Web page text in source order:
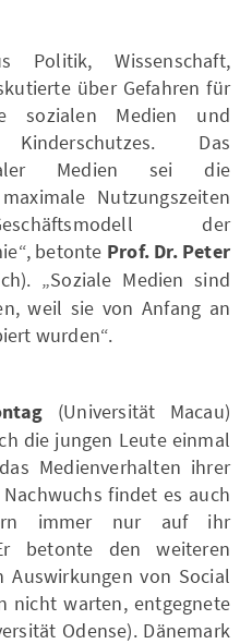
Politik, Wissenschaft,
über Gefahren für
sozialen Medien und
Das
Medien sei die
Nutzungszeiten
der
betonte Prof. Dr. Peter
„Soziale Medien sind
weil sie von Anfang an
wurden“.
(Universität Macau)
die jungen Leute einmal
Medienverhalten ihrer
findet es auch
immer nur auf ihr
betonte den weiteren
Auswirkungen von Social
nicht warten, entgegnete
Odense). Dänemark